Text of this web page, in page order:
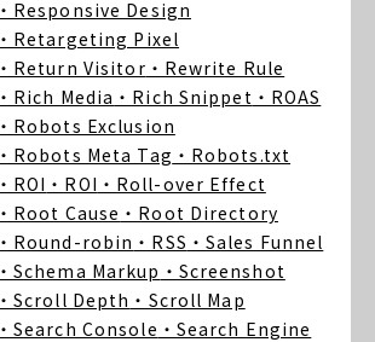
・Responsive Design
・Retargeting Pixel
・Return Visitor ・Rewrite Rule
・Rich Media ・Rich Snippet ・ROAS
・Robots Exclusion
・Robots Meta Tag ・Robots.txt
・ROI ・ROI ・Roll-over Effect
・Root Cause ・Root Directory
・Round-robin ・RSS ・Sales Funnel
・Schema Markup ・Screenshot
・Scroll Depth ・Scroll Map
・Search Console ・Search Engine